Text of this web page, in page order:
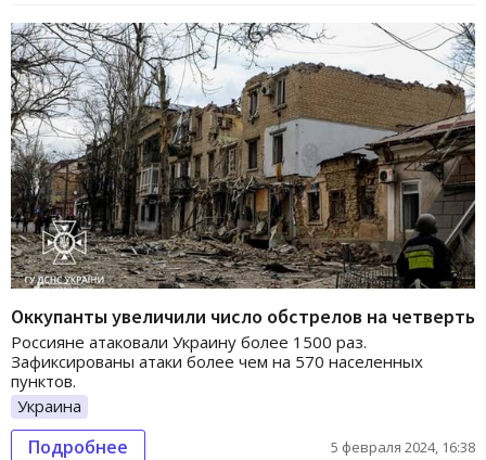
Оккупанты увеличили число обстрелов на четверть
Россияне атаковали Украину более 1500 раз.
Зафиксированы атаки более чем на 570 населенных
пунктов.
Украина
Подробнее 5 февраля 2024, 16:38